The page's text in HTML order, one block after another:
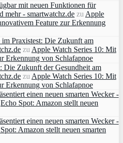
mit neuen Funktionen für
mehr - smartwatchz.de zu Apple
Feature zur Erkennung
Praxistest: Die Zukunft am
zu Apple Watch Series 10: Mit
Erkennung von Schlafapnoe
Die Zukunft der Gesundheit am
zu Apple Watch Series 10: Mit
Erkennung von Schlafapnoe
einen neuen smarten Wecker -
Echo Spot: Amazon stellt neuen
einen neuen smarten Wecker -
Amazon stellt neuen smarten